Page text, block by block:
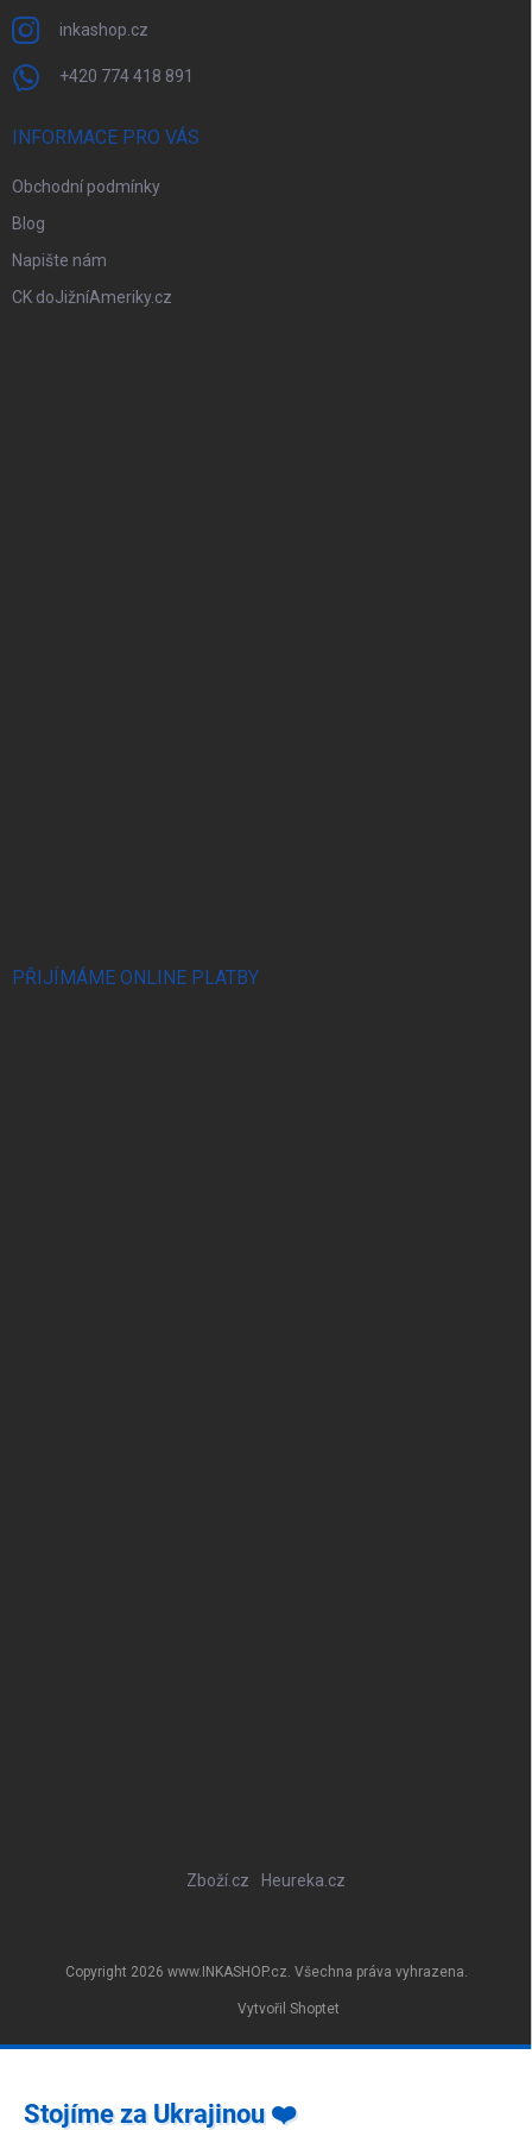
inkashop.cz
+420 774 418 891
INFORMACE PRO VÁS
Obchodní podmínky
Blog
Napište nám
CK doJižníAmeriky.cz
PŘIJÍMÁME ONLINE PLATBY
Zboží.cz Heureka.cz
Vytvořil Shoptet
Copyright 2026 www.INKASHOP.cz. Všechna práva vyhrazena.
Stojíme za Ukrajinou ❤️